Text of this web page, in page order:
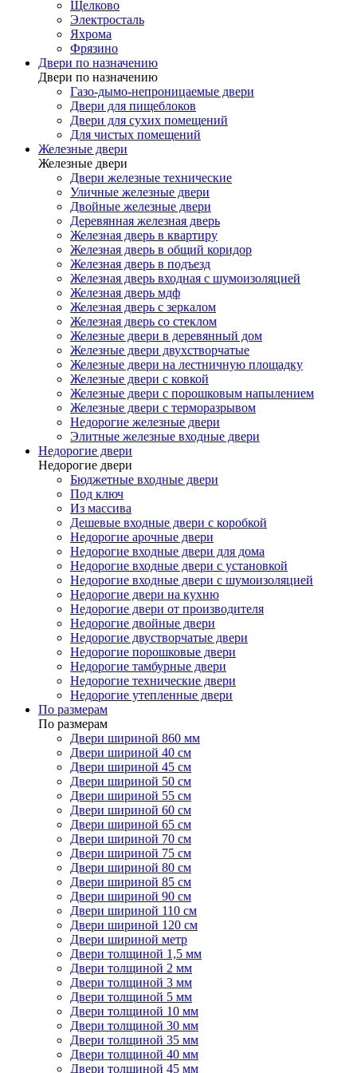
Щелково
Электросталь
Яхрома
Фрязино
Двери по назначению
Двери по назначению
Газо-дымо-непроницаемые двери
Двери для пищеблоков
Двери для сухих помещений
Для чистых помещений
Железные двери
Железные двери
Двери железные технические
Уличные железные двери
Двойные железные двери
Деревянная железная дверь
Железная дверь в квартиру
Железная дверь в общий коридор
Железная дверь в подъезд
Железная дверь входная с шумоизоляцией
Железная дверь мдф
Железная дверь с зеркалом
Железная дверь со стеклом
Железные двери в деревянный дом
Железные двери двухстворчатые
Железные двери на лестничную площадку
Железные двери с ковкой
Железные двери с порошковым напылением
Железные двери с терморазрывом
Недорогие железные двери
Элитные железные входные двери
Недорогие двери
Недорогие двери
Бюджетные входные двери
Под ключ
Из массива
Дешевые входные двери с коробкой
Недорогие арочные двери
Недорогие входные двери для дома
Недорогие входные двери с установкой
Недорогие входные двери с шумоизоляцией
Недорогие двери на кухню
Недорогие двери от производителя
Недорогие двойные двери
Недорогие двустворчатые двери
Недорогие порошковые двери
Недорогие тамбурные двери
Недорогие технические двери
Недорогие утепленные двери
По размерам
По размерам
Двери шириной 860 мм
Двери шириной 40 см
Двери шириной 45 см
Двери шириной 50 см
Двери шириной 55 см
Двери шириной 60 см
Двери шириной 65 см
Двери шириной 70 см
Двери шириной 75 см
Двери шириной 80 см
Двери шириной 85 см
Двери шириной 90 см
Двери шириной 110 см
Двери шириной 120 см
Двери шириной метр
Двери толщиной 1,5 мм
Двери толщиной 2 мм
Двери толщиной 3 мм
Двери толщиной 5 мм
Двери толщиной 10 мм
Двери толщиной 30 мм
Двери толщиной 35 мм
Двери толщиной 40 мм
Двери толщиной 45 мм